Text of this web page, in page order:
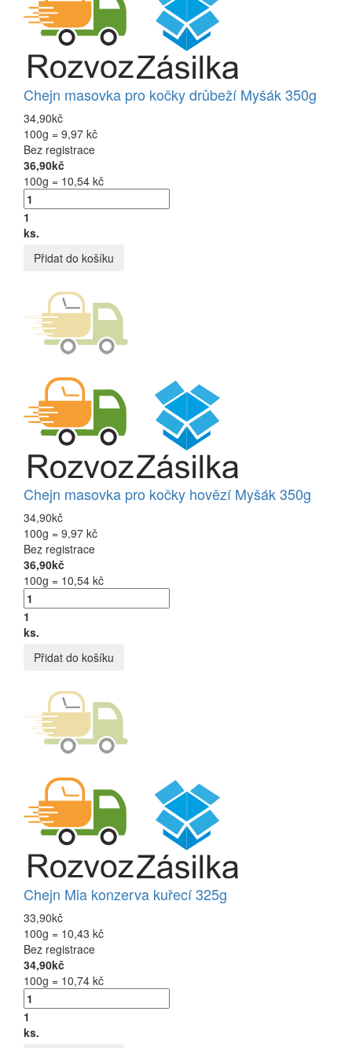
Chejn masovka pro kočky drůbeží Myšák 350g
34,90kč
100g = 9,97 kč
Bez registrace
36,90kč
100g = 10,54 kč
1
ks.
Přidat do košíku
Chejn masovka pro kočky hovězí Myšák 350g
34,90kč
100g = 9,97 kč
Bez registrace
36,90kč
100g = 10,54 kč
1
ks.
Přidat do košíku
Chejn Mia konzerva kuřecí 325g
33,90kč
100g = 10,43 kč
Bez registrace
34,90kč
100g = 10,74 kč
1
ks.